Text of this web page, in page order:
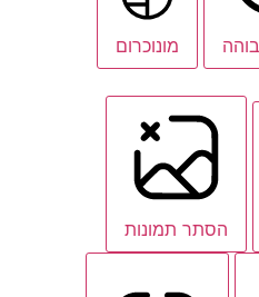
מונוכרום
הסתר תמונות